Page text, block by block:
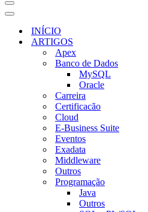
Menu
de
navegação
Menu
navegaçãoINÍCIO
ARTIGOS
Apex
Banco de Dados
MySQL
Oracle
Carreira
Certificacão
Cloud
E-Business Suite
Eventos
Exadata
Middleware
Outros
Programação
Java
Outros